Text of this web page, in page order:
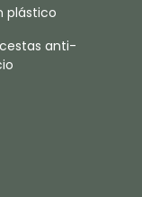
plástico
anti-